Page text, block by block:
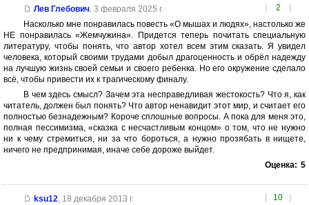
[ 2 ]
Лев Глебович, 3 февраля 2025 г.
Насколько мне понравилась повесть «О мышах и людях», настолько же
НЕ понравилась «Жемчужина». Придется теперь почитать специальную
литературу, чтобы понять, что автор хотел всем этим сказать. Я увидел
человека, который своими трудами добыл драгоценность и обрёл надежду
на лучшую жизнь своей семьи и своего ребенка. Но его окружение сделало
всё, чтобы привести их к трагическому финалу.
В чем здесь смысл? Зачем эта несправедливая жестокость? Что я, как
читатель, должен был понять? Что автор ненавидит этот мир, и считает его
полностью безнадежным? Короче сплошные вопросы. А пока для меня это,
полная пессимизма, «сказка с несчастливым концом» о том, что не нужно
ни к чему стремиться, ни за что бороться, а нужно прозябать в нищете,
ничего не предпринимая, иначе себе дороже выйдет.
Оценка: 5
[ 10 ]
ksu12, 18 декабря 2013 г.